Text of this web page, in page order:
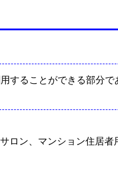
することができる部分で
ロン、マンション住居者